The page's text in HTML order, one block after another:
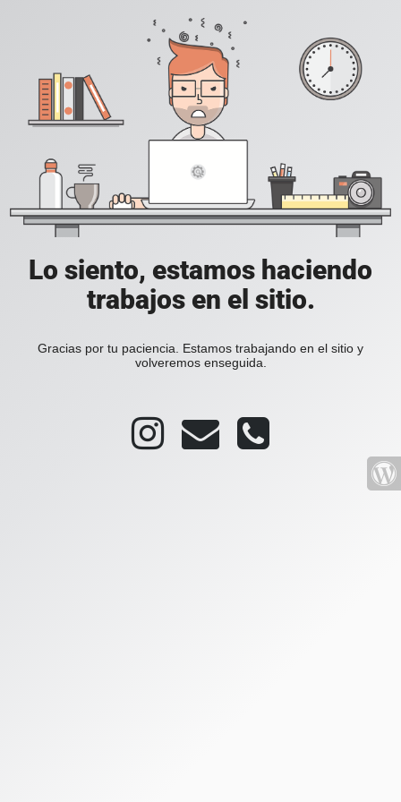
Lo siento, estamos haciendo
trabajos en el sitio.
Gracias por tu paciencia. Estamos trabajando en el sitio y
volveremos enseguida.